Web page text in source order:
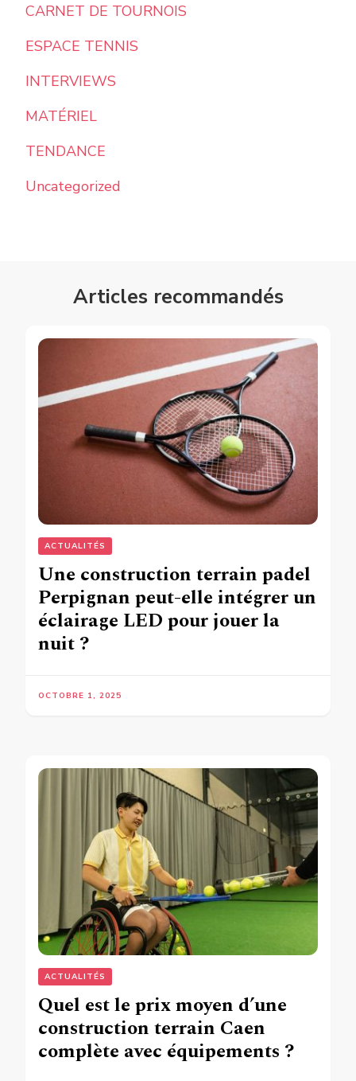
CARNET DE TOURNOIS
ESPACE TENNIS
INTERVIEWS
MATÉRIEL
TENDANCE
Uncategorized
Articles recommandés
ACTUALITÉS
Une construction terrain padel
Perpignan peut-elle intégrer un
éclairage LED pour jouer la
nuit ?
OCTOBRE 1, 2025
ACTUALITÉS
Quel est le prix moyen d’une
construction terrain Caen
complète avec équipements ?